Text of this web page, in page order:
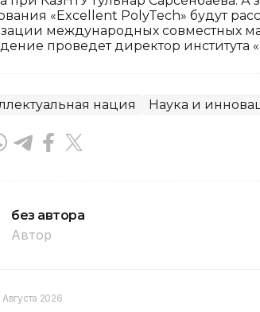
«Excellent PolyTech» будут
международных совместных
проведет директор института
нация Наука и
без автора
Автор
2026